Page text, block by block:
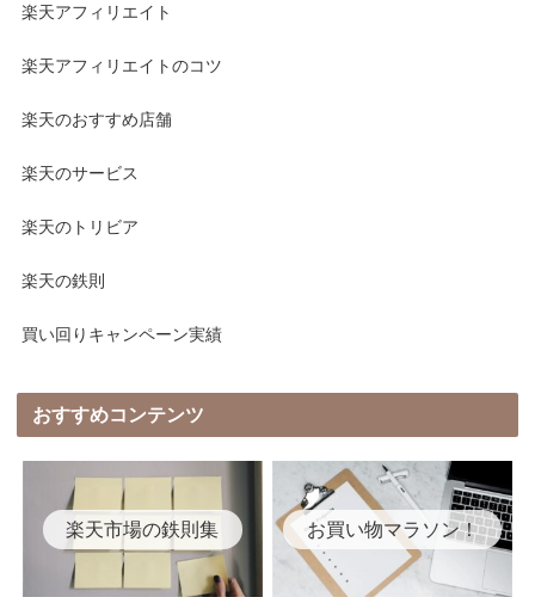
楽天アフィリエイト
楽天アフィリエイトのコツ
楽天のおすすめ店舗
楽天のサービス
楽天のトリビア
楽天の鉄則
買い回りキャンペーン実績
おすすめコンテンツ
楽天市場の鉄則集 お買い物マラソン！